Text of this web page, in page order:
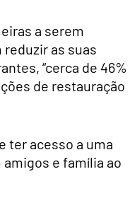
a serem
as suas
“cerca de 46%
de restauração
ter acesso a uma
e família ao